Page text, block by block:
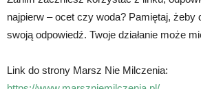
najpierw – ocet czy woda? Pamiętaj, żeby
swoją odpowiedź. Twoje działanie może
Link do strony Marsz Nie Milczenia: